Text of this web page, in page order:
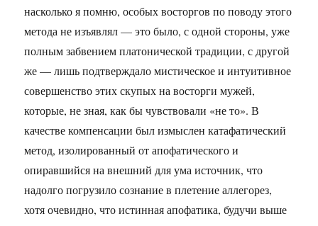
насколько я помню, особых восторгов по поводу этого
метода не изъявлял — это было, с одной стороны, уже
полным забвением платонической традиции, с другой
же — лишь подтверждало мистическое и интуитивное
совершенство этих скупых на восторги мужей,
которые, не зная, как бы чувствовали «не то». В
качестве компенсации был измыслен катафатический
метод, изолированный от апофатического и
опиравшийся на внешний для ума источник, что
надолго погрузило сознание в плетение аллегорез,
хотя очевидно, что истинная апофатика, будучи выше